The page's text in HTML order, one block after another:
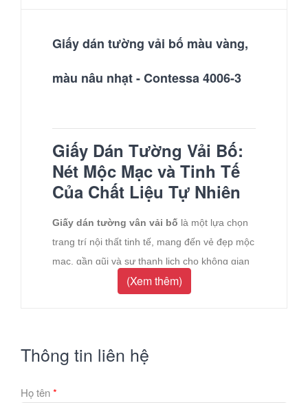
Giấy dán tường vải bố màu vàng,
màu nâu nhạt - Contessa 4006-3
Giấy Dán Tường Vải Bố:
Nét Mộc Mạc và Tinh Tế
Của Chất Liệu Tự Nhiên
Giấy dán tường vân vải bố là một lựa chọn
trang trí nội thất tinh tế, mang đến vẻ đẹp mộc
mạc, gần gũi và sự thanh lịch cho không gian
sống. Họa tiết này tái hiện lại kết cấu đặc
1. Ưu Điểm Nổi Bật
(Xem thêm)
Thông tin liên hệ
Họ tên*